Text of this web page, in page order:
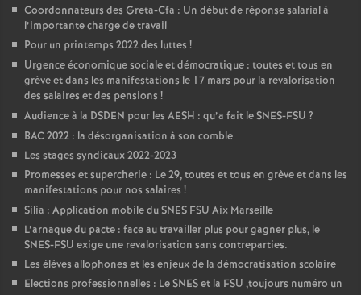
Coordonnateurs des Greta-Cfa : Un début de réponse salarial à
l’importante charge de travail
Pour un printemps 2022 des luttes !
Urgence économique sociale et démocratique : toutes et tous en
grève et dans les manifestations le 17 mars pour la revalorisation
des salaires et des pensions !
Audience à la DSDEN pour les AESH : qu’a fait le SNES-FSU ?
BAC 2022 : la désorganisation à son comble
Les stages syndicaux 2022-2023
Promesses et supercherie : Le 29, toutes et tous en grève et dans les
manifestations pour nos salaires !
Silia : Application mobile du SNES FSU Aix Marseille
L’arnaque du pacte : face au travailler plus pour gagner plus, le
SNES-FSU exige une revalorisation sans contreparties.
Les élèves allophones et les enjeux de la démocratisation scolaire
Elections professionnelles : Le SNES et la FSU ,toujours numéro un